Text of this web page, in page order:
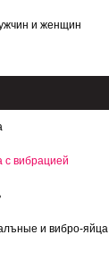
и женщин
с вибрацией
и вибро-яйца